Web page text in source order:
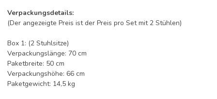
Verpackungsdetails:
(Der angezeigte Preis ist der Preis pro Set mit 2 Stühlen)
Box 1: (2 Stuhlsitze)
Verpackungslänge: 70 cm
Paketbreite: 50 cm
Verpackungshöhe: 66 cm
Paketgewicht: 14,5 kg